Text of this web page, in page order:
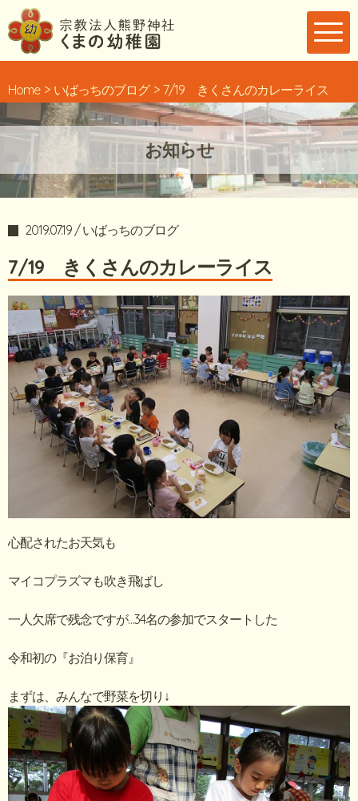
Home いばっちのブログ 7/19 きくさんのカレーライス
お知らせ
2019.07.19 / いばっちのブログ
7/19 きくさんのカレーライス
心配されたお天気も
マイコプラズマも吹き飛ばし
一人欠席で残念ですが…34名の参加でスタートした
令和初の『お泊り保育』
まずは、みんなで野菜を切り↓